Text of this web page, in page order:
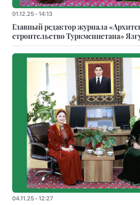
01.12.25 - 14:13
Главный редактор журнала
строительство Туркменистана»
04.11.25 - 12:27